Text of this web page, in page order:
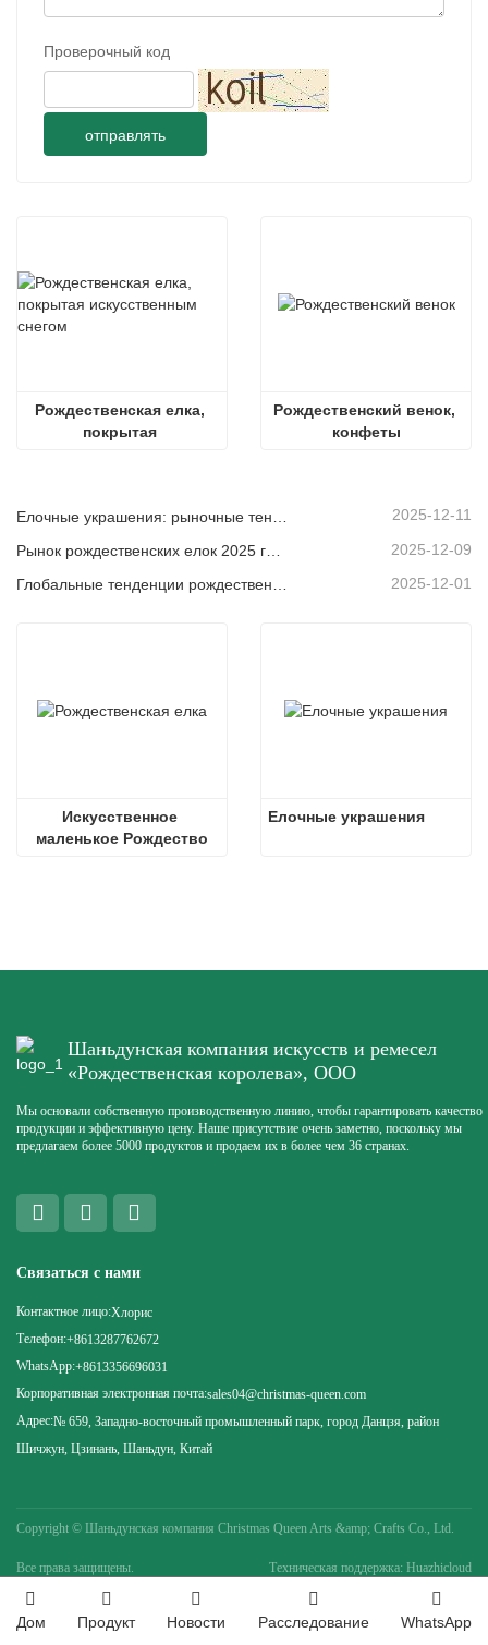
Проверочный код
отправлять
Рождественская елка,
покрытая
Рождественский венок,
конфеты
2025-12-11
2025-12-09
2025-12-01
Искусственное
маленькое Рождество
Елочные украшения
Шаньдунская компания искусств и ремесел
«Рождественская королева», ООО
Мы основали собственную производственную линию, чтобы гарантировать качество
продукции и эффективную цену. Наше присутствие очень заметно, поскольку мы
предлагаем более 5000 продуктов и продаем их в более чем 36 странах.
Связаться с нами
Контактное лицо:Хлорис
Телефон:+8613287762672
WhatsApp:+8613356696031
Корпоративная электронная почта:sales04@christmas-queen.com
Адрес:№ 659, Западно-восточный промышленный парк, город Данцзя, район
Шичжун, Цзинань, Шаньдун, Китай
Copyright © Шаньдунская компания Christmas Queen Arts &amp; Crafts Co., Ltd.
Все права защищены. Техническая поддержка: Huazhicloud
Дом Продукт Новости Расследование WhatsApp